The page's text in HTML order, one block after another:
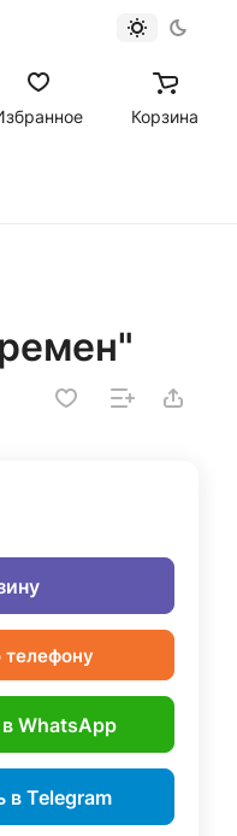
Корзина
телефону
в WhatsApp
в Telegram